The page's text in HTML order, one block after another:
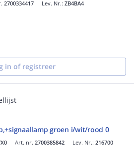
2700334417 Lev. Nr.: ZB4BA4
in of registreer
groen i/wit/rood 0
Art. nr. 2700385842 Lev. Nr.: 216700